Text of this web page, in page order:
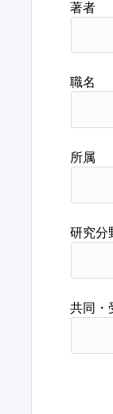
著者
職名
所属
研究分
共同・